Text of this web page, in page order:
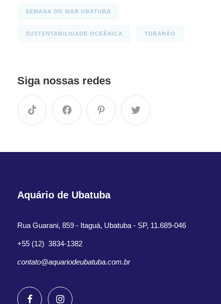
SEMANA DO MAR UBATUBA
SUSTENTABILIDADE OCEÂNICA TUBARÃO
Siga nossas redes
Aquário de Ubatuba
Rua Guarani, 859 - Itaguá, Ubatuba - SP, 11.689-046
+55 (12) 3834-1382
contato@aquariodeubatuba.com.br